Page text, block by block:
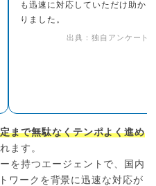
も迅速に対応していただけ助か
りました。
出典：独自アンケート
まで無駄なくテンポよく進め
ます。
を持つエージェントで、国内
ワークを背景に迅速な対応が